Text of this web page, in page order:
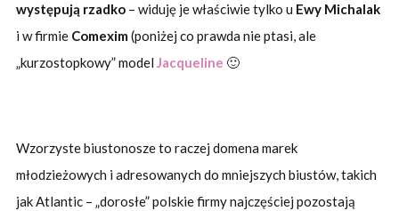
występują rzadko– widuję je właściwie tylko u Ewy Michalak
i w firmie Comexim (poniżej co prawda nie ptasi, ale
„kurzostopkowy” model Jacqueline 🙂
Wzorzyste biustonosze to raczej domena marek
młodzieżowych i adresowanych do mniejszych biustów, takich
jak Atlantic – „dorosłe” polskie firmy najczęściej pozostają